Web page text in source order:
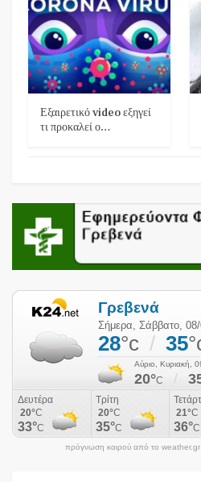
Εξαιρετικό video εξηγεί
τι προκαλεί ο…
πρόγνωση καιρού από το weather.gr